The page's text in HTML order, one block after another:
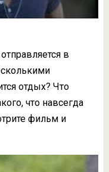
в
отдых? Что
что навсегда
фильм и